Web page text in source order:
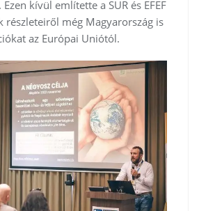
kívül említette a SUR és EFEF
részleteiről még Magyarország is
az Európai Uniótól.